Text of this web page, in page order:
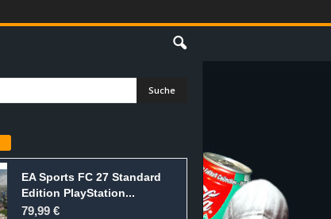
EA Sports FC 27 Standard
Edition PlayStation...
79,99 €